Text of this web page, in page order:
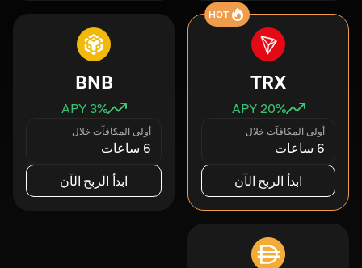
HOT
TRX
20% APY
أولى المكافآت خلال
6 ساعات
ابدأ الربح الآن
BNB
3% APY
أولى المكافآت خلال
6 ساعات
ابدأ الربح الآن